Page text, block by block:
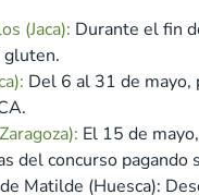
(Jaca): Durante el fin
gluten.
Del 6 al 31 de mayo,
El 15 de
del concurso pagando
Matilde (Huesca):